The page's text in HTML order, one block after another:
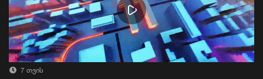
7 თვის